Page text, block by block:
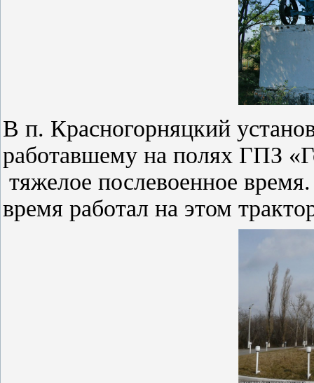
В п. Красногорняцкий
работавшему на полях ГПЗ
тяжелое послевоенное
время работал на этом